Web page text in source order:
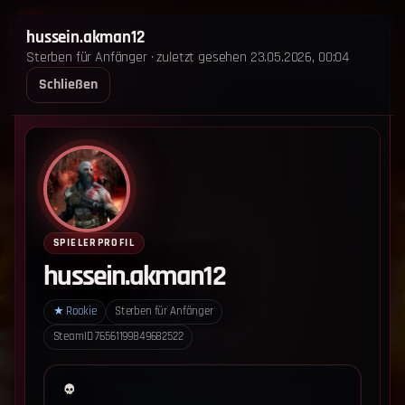
STERBEN FÜR ANFÄNGER
STARTSEITE
ANKÜNDIGUNGEN
LOGIN
‹ Zurück zum Leaderboard
hussein.akman12
Sterben für Anfänger · zuletzt gesehen 23.05.2026, 00:04
Schließen
SPIELERPROFIL
hussein.akman12
★ Rookie
Sterben für Anfänger
SteamID76561199849682522
ImpressumDatenschutz
Cookie-Einstellungen
Sterben für Anfänger - Alle Rechte vorbehalten.
Datenschutz-Einstellungen